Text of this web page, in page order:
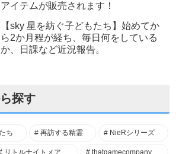
アイテムが販売されます！
【sky 星を紡ぐ子どもたち】始めてか
ら2か月程が経ち、毎日何をしている
か、日課など近況報告。
探す
ち 再訪する精霊 NieRシリーズ
リトルナイトメア thatgamecompany